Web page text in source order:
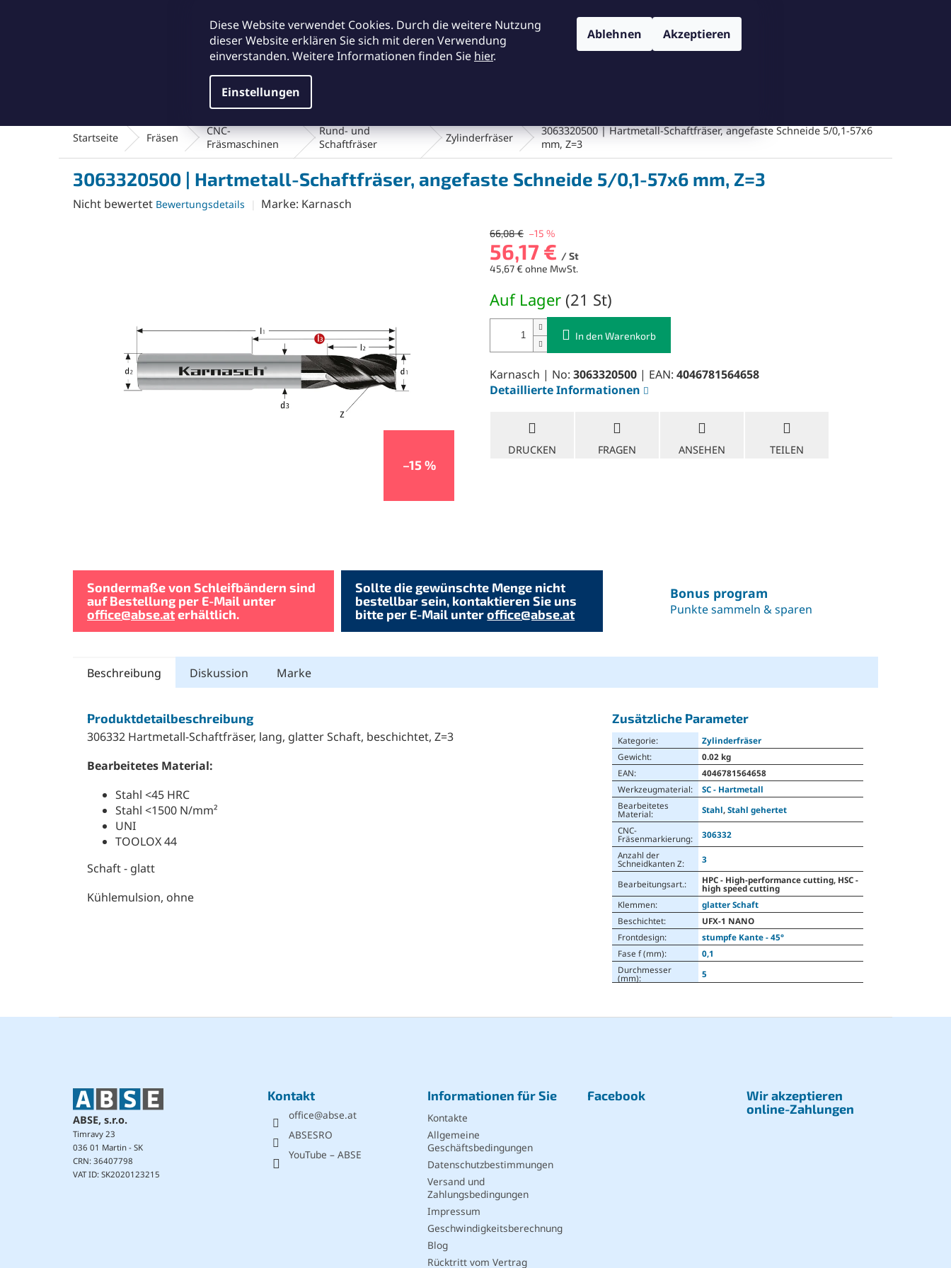
Diese Website verwendet Cookies. Durch die weitere Nutzung
dieser Website erklären Sie sich mit deren Verwendung
einverstanden. Weitere Informationen finden Sie hier.
Einstellungen
Ablehnen Akzeptieren
Reinigungsmaterialien und Bürsten
Startseite Fräsen
CNC-
Fräsmaschinen
Rund- und
Schaftfräser
Zylinderfräser
3063320500 | Hartmetall-Schaftfräser, angefaste Schneide 5/0,1-57x6
mm, Z=3
3063320500 | Hartmetall-Schaftfräser, angefaste Schneide 5/0,1-57x6 mm, Z=3
Die
Nicht bewertet Bewertungsdetails Marke: Karnasch
–15 %
66,08 € –15 %
56,17 € / St
45,67 € ohne MwSt.
Auf Lager (21 St)
In den Warenkorb
Karnasch | No: 3063320500 | EAN: 4046781564658
Detaillierte Informationen
DRUCKEN FRAGEN ANSEHEN TEILEN
Sondermaße von Schleifbändern sind
auf Bestellung per E-Mail unter
office@abse.aterhältlich.
Sollte die gewünschte Menge nicht
bestellbar sein, kontaktieren Sie uns
bitte per E-Mail unteroffice@abse.at
Bonus program
Punkte sammeln & sparen
Beschreibung Diskussion Marke
Produktdetailbeschreibung
306332 Hartmetall-Schaftfräser, lang, glatter Schaft, beschichtet, Z=3
Bearbeitetes Material:
Stahl <45 HRC
Stahl <1500 N/mm²
UNI
TOOLOX 44
Schaft - glatt
Kühlemulsion, ohne
Zusätzliche Parameter
Kategorie:
Zylinderfräser
Gewicht:
0.02 kg
EAN:
4046781564658
Werkzeugmaterial:
SC - Hartmetall
Bearbeitetes
Material: Stahl,Stahl gehertet
CNC-
Fräsenmarkierung:
306332
Anzahl der
Schneidkanten Z: 3
Bearbeitungsart.: HPC - High-performance cutting, HSC -
high speed cutting
Klemmen:
glatter Schaft
Beschichtet:
UFX-1 NANO
Frontdesign:
stumpfe Kante - 45°
Fase f (mm):
0,1
Durchmesser
(mm): 5
ABSE, s.r.o.
Timravy 23
036 01 Martin - SK
CRN: 36407798
VAT ID: SK2020123215
Kontakt
office@abse.at
ABSESRO
YouTube – ABSE
Informationen für Sie
Kontakte
Allgemeine
Geschäftsbedingungen
Datenschutzbestimmungen
Versand und
Zahlungsbedingungen
Impressum
Geschwindigkeitsberechnung
Blog
Rücktritt vom Vertrag
Facebook
Wir akzeptieren
online-Zahlungen